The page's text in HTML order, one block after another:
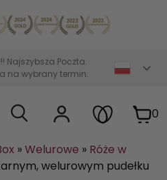
Kwiatowa Dostawa
Najszybsza Poczta.
na wybrany termin.
0
»Welurowe » Róże w
welurowym pudełku